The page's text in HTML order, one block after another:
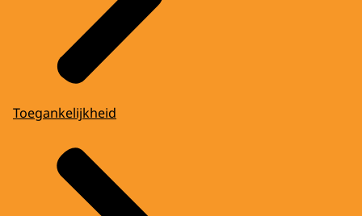
Toegankelijkheid